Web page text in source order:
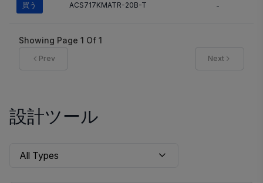
買う ACS717KMATR-20B-T -
Showing Page 1 Of 1
Prev Next
設計ツール